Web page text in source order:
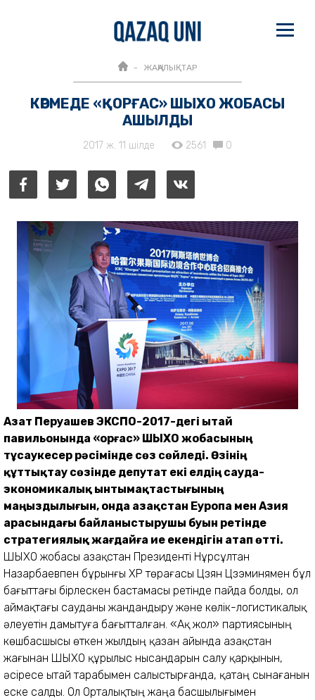
ЖАҢАЛЫҚТАР
КӨРМЕДЕ «ҚОРҒАС» ШЫХО ЖОБАСЫ
АШЫЛДЫ
2017 ж. 11 шілде 2561 0
Азат Перуашев ЭКСПО-2017-дегі Қытай
павильонында «Қорғас» ШЫХО жобасының
тұсаукесер рәсімінде сөз сөйледі. Өзінің
құттықтау сөзінде депутат екі елдің сауда-
экономикалық ынтымақтастығының
маңыздылығын, онда Қазақстан Еуропа мен Азия
арасындағы байланыстырушы буын ретінде
стратегиялық жағдайға ие екендігін атап өтті.
ШЫХО жобасы Қазақстан Президенті Нұрсұлтан
Назарбаевпен бұрынғы ҚХР төрағасы Цзян Цзэминямен бұл
бағыттағы бірлескен бас­тамасы ретінде пайда болды, ол
аймақтағы сауданы жандандыру және көлік-логистикалық
әлеуетін дамытуға бағытталған. «Ақ жол» партиясының
көшбасшысы өткен жылдың қазан айында Қазақстан
жағынан ШЫХО құрылыс нысандарын салу қарқынын,
әсіресе Қытай тарабымен салыстырғанда, қатаң сынағанын
еске салды. Ол Орталықтың жаңа басшылығымен